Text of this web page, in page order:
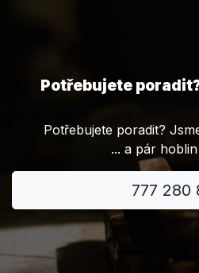
Potřebujete
Potřebujete poradit?
... a pár
777 280